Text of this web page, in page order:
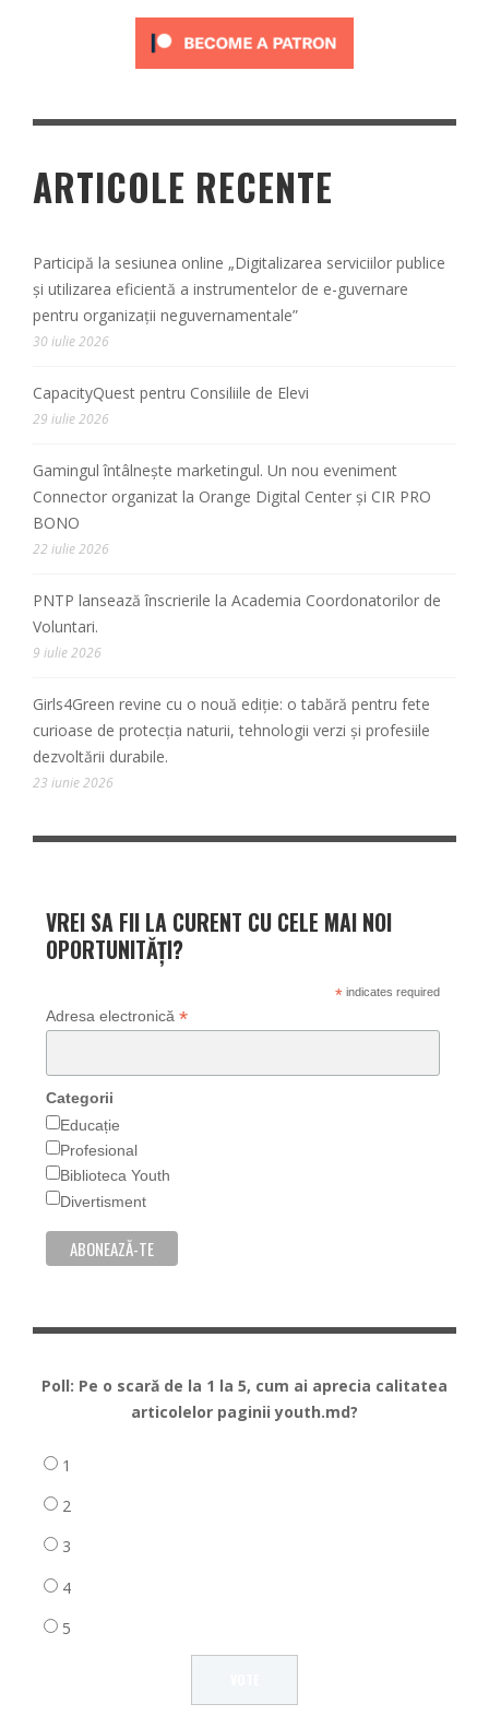
ARTICOLE RECENTE
Participă la sesiunea online „Digitalizarea serviciilor publice
și utilizarea eficientă a instrumentelor de e-guvernare
pentru organizații neguvernamentale”
30 iulie 2026
CapacityQuest pentru Consiliile de Elevi
29 iulie 2026
Gamingul întâlnește marketingul. Un nou eveniment
Connector organizat la Orange Digital Center și CIR PRO
BONO
22 iulie 2026
PNTP lansează înscrierile la Academia Coordonatorilor de
Voluntari.
9 iulie 2026
Girls4Green revine cu o nouă ediție: o tabără pentru fete
curioase de protecția naturii, tehnologii verzi și profesiile
dezvoltării durabile.
23 iunie 2026
VREI SA FII LA CURENT CU CELE MAI NOI
OPORTUNITĂȚI?
*indicates required
Adresa electronică *
Categorii
Educație
Profesional
Biblioteca Youth
Divertisment
Poll: Pe o scară de la 1 la 5, cum ai aprecia calitatea
articolelor paginii youth.md?
1
2
3
4
5